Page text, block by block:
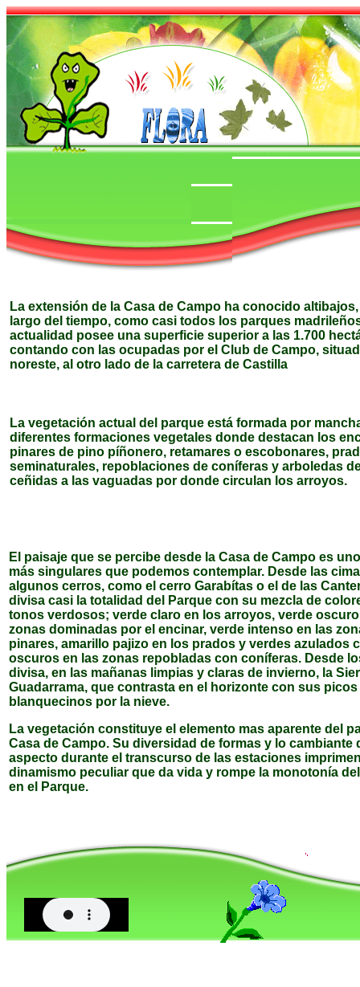
La extensión de la Casa de Campo ha conocido
largo del tiempo, como casi todos los parques
actualidad posee una superficie superior a las 1.700
contando con las ocupadas por el Club de Campo,
noreste, al otro lado de la carretera de Castilla
La vegetación actual del parque está formada por
diferentes formaciones vegetales donde destacan los
pinares de pino píñonero, retamares o escobonares,
seminaturales, repoblaciones de coníferas y arboledas
ceñidas a las vaguadas por donde circulan los arroyos.
El paisaje que se percibe desde la Casa de Campo es
más singulares que podemos contemplar. Desde las
algunos cerros, como el cerro Garabítas o el de las
divisa casi la totalidad del Parque con su mezcla de
tonos verdosos; verde claro en los arroyos, verde
zonas dominadas por el encinar, verde intenso en las
pinares, amarillo pajizo en los prados y verdes azulados
oscuros en las zonas repobladas con coníferas. Desde
divisa, en las mañanas limpias y claras de invierno, la
Guadarrama, que contrasta en el horizonte con sus picos
blanquecinos por la nieve.
La vegetación constituye el elemento mas aparente del
Casa de Campo. Su diversidad de formas y lo cambiante
aspecto durante el transcurso de las estaciones
dinamismo peculiar que da vida y rompe la monotonía
en el Parque.